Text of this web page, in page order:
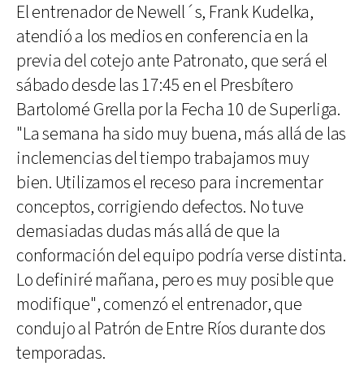
El entrenador de Newell´s, Frank Kudelka,
atendió a los medios en conferencia en la
previa del cotejo ante Patronato, que será el
sábado desde las 17:45 en el Presbítero
Bartolomé Grella por la Fecha 10 de Superliga.
"La semana ha sido muy buena, más allá de las
inclemencias del tiempo trabajamos muy
bien. Utilizamos el receso para incrementar
conceptos, corrigiendo defectos. No tuve
demasiadas dudas más allá de que la
conformación del equipo podría verse distinta.
Lo definiré mañana, pero es muy posible que
modifique", comenzó el entrenador, que
condujo al Patrón de Entre Ríos durante dos
temporadas.